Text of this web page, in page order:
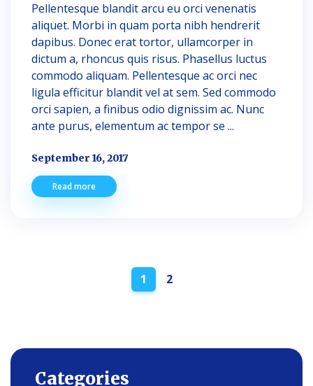
Pellentesque blandit arcu eu orci venenatis
aliquet. Morbi in quam porta nibh hendrerit
dapibus. Donec erat tortor, ullamcorper in
dictum a, rhoncus quis risus. Phasellus luctus
commodo aliquam. Pellentesque ac orci nec
ligula efficitur blandit vel at sem. Sed commodo
orci sapien, a finibus odio dignissim ac. Nunc
ante purus, elementum ac tempor se ...
September 16, 2017
Read more
navigation
1 2
Categories